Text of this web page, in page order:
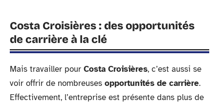
Costa Croisières : des opportunités
de carrière à la clé
Mais travailler pour Costa Croisières, c’est aussi se
voir offrir de nombreuses opportunités de carrière.
Effectivement, l’entreprise est présente dans plus de